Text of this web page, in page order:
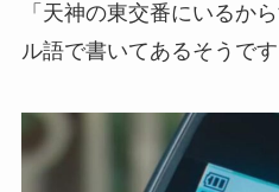
「天神の東交番にいるか
ル語で書いてあるそうです